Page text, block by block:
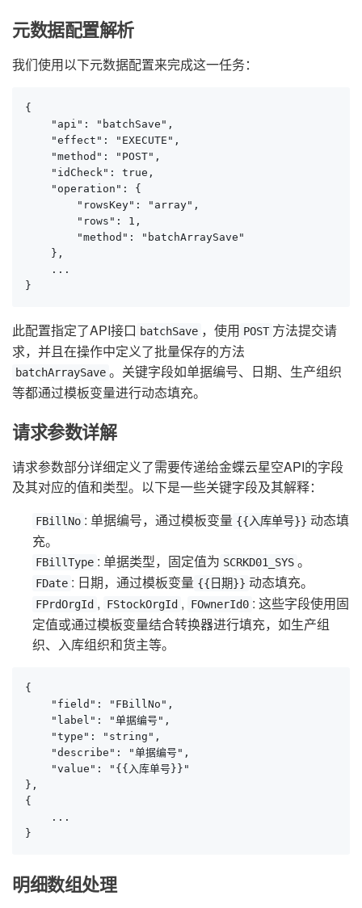
元数据配置解析
我们使用以下元数据配置来完成这一任务：
{
    "api": "batchSave",
    "effect": "EXECUTE",
    "method": "POST",
    "idCheck": true,
    "operation": {
        "rowsKey": "array",
        "rows": 1,
        "method": "batchArraySave"
    },
    ...
}
此配置指定了API接口 batchSave ，使用 POST 方法提交请
求，并且在操作中定义了批量保存的方法
batchArraySave 。关键字段如单据编号、日期、生产组织
等都通过模板变量进行动态填充。
请求参数详解
请求参数部分详细定义了需要传递给金蝶云星空API的字段
及其对应的值和类型。以下是一些关键字段及其解释：
FBillNo : 单据编号，通过模板变量 {{入库单号}} 动态填
充。
FBillType : 单据类型，固定值为 SCRKD01_SYS 。
FDate : 日期，通过模板变量 {{日期}} 动态填充。
FPrdOrgId , FStockOrgId , FOwnerId0 : 这些字段使用固
定值或通过模板变量结合转换器进行填充，如生产组
织、入库组织和货主等。
{
    "field": "FBillNo",
    "label": "单据编号",
    "type": "string",
    "describe": "单据编号",
    "value": "{{入库单号}}"
},
{
    ...
}
明细数组处理